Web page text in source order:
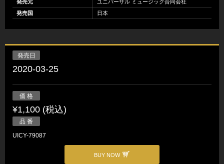
発売元
ユニバーサル ミュージック合同会社
発売国
日本
発売日
2020-03-25
価 格
¥1,100 (税込)
品 番
UICY-79087
BUY NOW